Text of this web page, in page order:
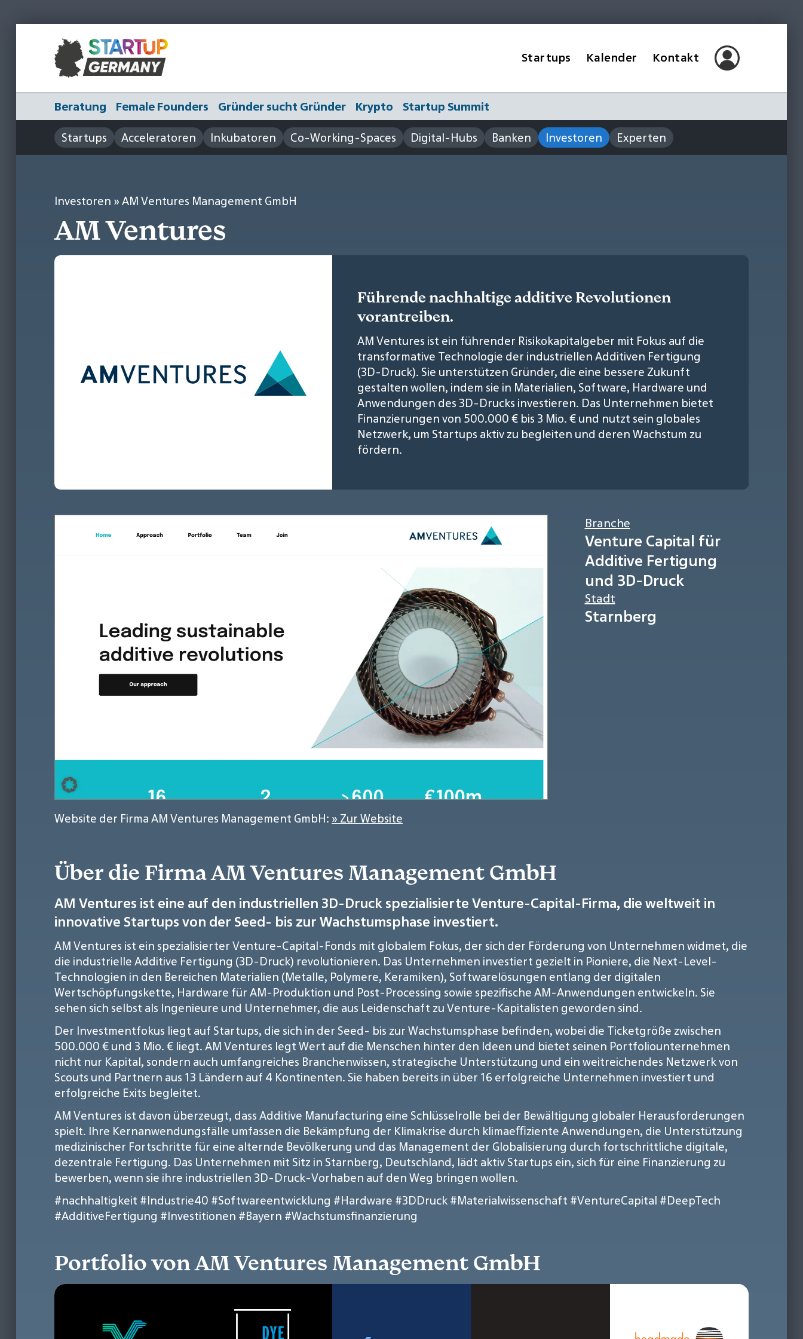
Startups Kalender Kontakt
Beratung Female Founders Gründer sucht Gründer Krypto
Startup Summit
Startups
Acceleratoren Inkubatoren Co-Working-Spaces Digital-Hubs Banken Investoren Experten
Investoren » AM Ventures Management GmbH
AM Ventures
Führende nachhaltige additive Revolutionen
vorantreiben.
AM Ventures ist ein führender Risikokapitalgeber mit Fokus auf die
transformative Technologie der industriellen Additiven Fertigung
(3D-Druck). Sie unterstützen Gründer, die eine bessere Zukunft
gestalten wollen, indem sie in Materialien, Software, Hardware und
Anwendungen des 3D-Drucks investieren. Das Unternehmen bietet
Finanzierungen von 500.000 € bis 3 Mio. € und nutzt sein globales
Netzwerk, um Startups aktiv zu begleiten und deren Wachstum zu
fördern.
Website der Firma AM Ventures Management GmbH: » Zur Website
Branche
Venture Capital für
Additive Fertigung
und 3D-Druck
Stadt
Starnberg
Über die Firma AM Ventures Management GmbH
AM Ventures ist eine auf den industriellen 3D-Druck spezialisierte Venture-Capital-Firma, die weltweit in
innovative Startups von der Seed- bis zur Wachstumsphase investiert.
AM Ventures ist ein spezialisierter Venture-Capital-Fonds mit globalem Fokus, der sich der Förderung von Unternehmen widmet, die
die industrielle Additive Fertigung (3D-Druck) revolutionieren. Das Unternehmen investiert gezielt in Pioniere, die Next-Level-
Technologien in den Bereichen Materialien (Metalle, Polymere, Keramiken), Softwarelösungen entlang der digitalen
Wertschöpfungskette, Hardware für AM-Produktion und Post-Processing sowie spezifische AM-Anwendungen entwickeln. Sie
sehen sich selbst als Ingenieure und Unternehmer, die aus Leidenschaft zu Venture-Kapitalisten geworden sind.
Der Investmentfokus liegt auf Startups, die sich in der Seed- bis zur Wachstumsphase befinden, wobei die Ticketgröße zwischen
500.000 € und 3 Mio. € liegt. AM Ventures legt Wert auf die Menschen hinter den Ideen und bietet seinen Portfoliounternehmen
nicht nur Kapital, sondern auch umfangreiches Branchenwissen, strategische Unterstützung und ein weitreichendes Netzwerk von
Scouts und Partnern aus 13 Ländern auf 4 Kontinenten. Sie haben bereits in über 16 erfolgreiche Unternehmen investiert und
erfolgreiche Exits begleitet.
AM Ventures ist davon überzeugt, dass Additive Manufacturing eine Schlüsselrolle bei der Bewältigung globaler Herausforderungen
spielt. Ihre Kernanwendungsfälle umfassen die Bekämpfung der Klimakrise durch klimaeﬃziente Anwendungen, die Unterstützung
medizinischer Fortschritte für eine alternde Bevölkerung und das Management der Globalisierung durch fortschrittliche digitale,
dezentrale Fertigung. Das Unternehmen mit Sitz in Starnberg, Deutschland, lädt aktiv Startups ein, sich für eine Finanzierung zu
bewerben, wenn sie ihre industriellen 3D-Druck-Vorhaben auf den Weg bringen wollen.
#nachhaltigkeit #Industrie40 #Softwareentwicklung #Hardware #3DDruck#Materialwissenschaft #VentureCapital #DeepTech
#AdditiveFertigung #Investitionen #Bayern #Wachstumsfinanzierung
Portfolio von AM Ventures Management GmbH